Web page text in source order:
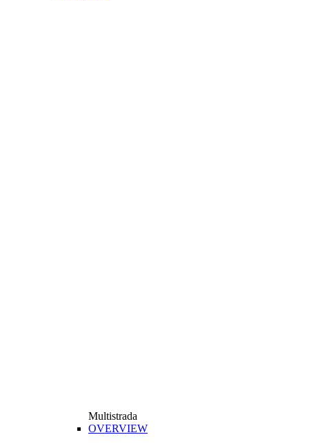
Multistrada
OVERVIEW